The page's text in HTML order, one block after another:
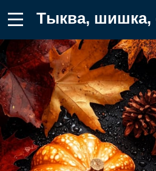
Тыква, шишка, осень, осенние, время